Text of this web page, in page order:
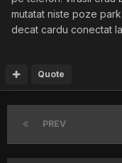
mutatat niste poze
decat cardu conectat
Quote
PREV